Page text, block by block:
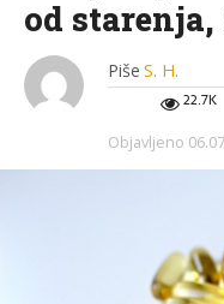
od
Piše S. H.
22.7K
Objavljeno